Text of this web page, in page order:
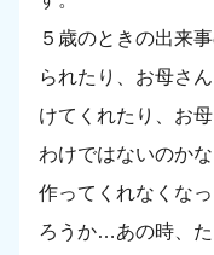
５歳のときの出来
られたり、お母さ
けてくれたり、お
わけではないのか
作ってくれなくな
ろうか…あの時、